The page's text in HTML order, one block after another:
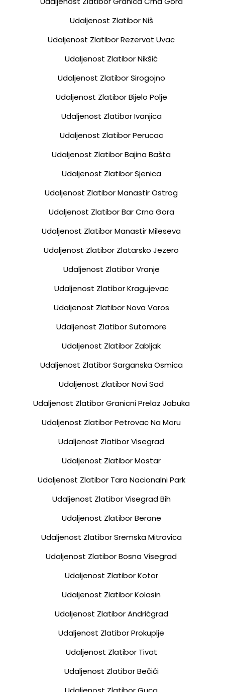
Udaljenost Zlatibor Niš
Udaljenost Zlatibor Rezervat Uvac
Udaljenost Zlatibor Nikšić
Udaljenost Zlatibor Sirogojno
Udaljenost Zlatibor Bijelo Polje
Udaljenost Zlatibor Ivanjica
Udaljenost Zlatibor Perucac
Udaljenost Zlatibor Bajina Bašta
Udaljenost Zlatibor Sjenica
Udaljenost Zlatibor Manastir Ostrog
Udaljenost Zlatibor Bar Crna Gora
Udaljenost Zlatibor Manastir Mileseva
Udaljenost Zlatibor Zlatarsko Jezero
Udaljenost Zlatibor Vranje
Udaljenost Zlatibor Kragujevac
Udaljenost Zlatibor Nova Varos
Udaljenost Zlatibor Sutomore
Udaljenost Zlatibor Zabljak
Udaljenost Zlatibor Sarganska Osmica
Udaljenost Zlatibor Novi Sad
Udaljenost Zlatibor Granicni Prelaz Jabuka
Udaljenost Zlatibor Petrovac Na Moru
Udaljenost Zlatibor Visegrad
Udaljenost Zlatibor Mostar
Udaljenost Zlatibor Tara Nacionalni Park
Udaljenost Zlatibor Visegrad Bih
Udaljenost Zlatibor Berane
Udaljenost Zlatibor Sremska Mitrovica
Udaljenost Zlatibor Bosna Visegrad
Udaljenost Zlatibor Kotor
Udaljenost Zlatibor Kolasin
Udaljenost Zlatibor Andrićgrad
Udaljenost Zlatibor Prokuplje
Udaljenost Zlatibor Tivat
Udaljenost Zlatibor Bečići